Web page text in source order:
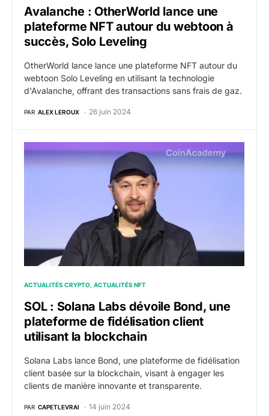
Avalanche : OtherWorld lance une
plateforme NFT autour du webtoon à
succès, Solo Leveling
OtherWorld lance lance une plateforme NFT autour du
webtoon Solo Leveling en utilisant la technologie
d'Avalanche, offrant des transactions sans frais de gaz.
PAR ALEX LEROUX 26 juin 2024
SOL : Solana Labs dévoile Bond, une plateforme de
ACTUALITÉS CRYPTO ACTUALITÉS NFT
SOL : Solana Labs dévoile Bond, une
plateforme de fidélisation client
utilisant la blockchain
Solana Labs lance Bond, une plateforme de fidélisation
client basée sur la blockchain, visant à engager les
clients de manière innovante et transparente.
PAR CAPETLEVRAI 14 juin 2024